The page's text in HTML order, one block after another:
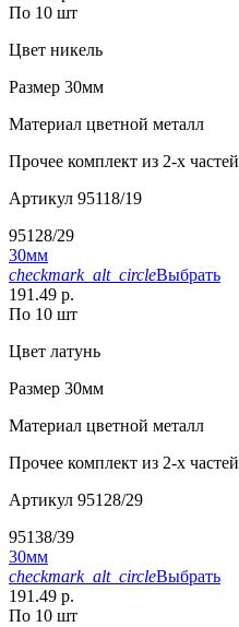
По 10 шт
Цвет никель
Размер 30мм
Материал цветной металл
Прочее комплект из 2-х частей
Артикул 95118/19
95128/29
30мм
checkmark_alt_circleВыбрать
191.49 р.
По 10 шт
Цвет латунь
Размер 30мм
Материал цветной металл
Прочее комплект из 2-х частей
Артикул 95128/29
95138/39
30мм
checkmark_alt_circleВыбрать
191.49 р.
По 10 шт